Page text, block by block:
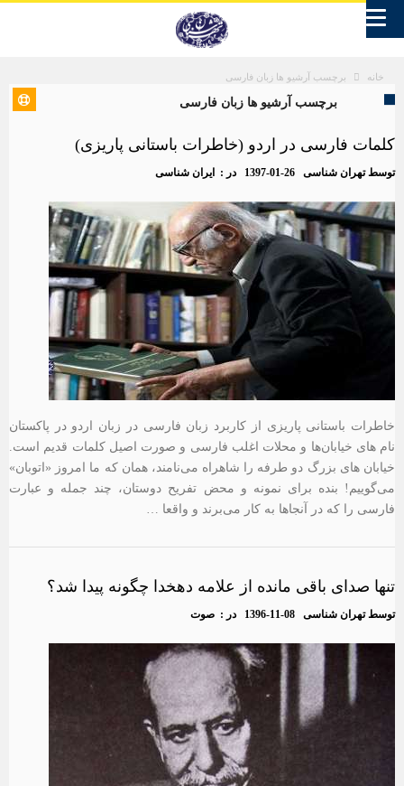
خانه برچسب آرشیو ها زبان فارسی
برچسب آرشیو ها زبان فارسی
کلمات فارسی در اردو (خاطرات باستانی پاریزی)
توسطتهران شناسی 1397-01-26 در : ایران شناسی
خاطرات باستانی پاریزی از کاربرد زبان فارسی در زبان اردو در پاکستان
نام های خیابان‌ها و محلات اغلب فارسی و صورت اصیل کلمات قدیم است.
خیابان های بزرگ دو طرفه را شاهراه می‌نامند، همان که ما امروز «اتوبان»
می‌گوییم! بنده برای نمونه و محض تفریح دوستان، چند جمله و عبارت
فارسی را که در آنجاها به کار می‌برند و واقعا …
تنها صدای باقی مانده از علامه دهخدا چگونه پیدا شد؟
توسطتهران شناسی 1396-11-08 در : صوت